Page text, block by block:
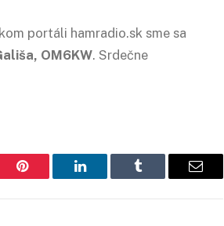
portáli hamradio.sk sme sa
OM6KW. Srdečne
Pinterest LinkedIn Tumblr Email